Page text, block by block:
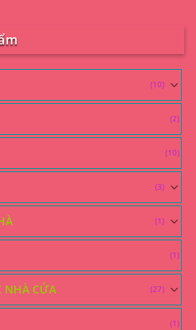
(10)
(2)
(10)
(3)
(1)
(1)
NHÀ CỬA (27)
(1)